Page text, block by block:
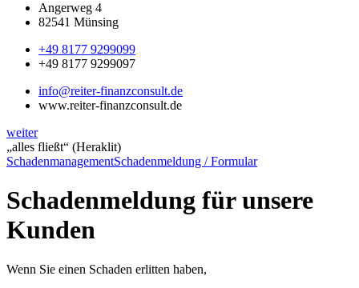
Angerweg 4
82541 Münsing
+49 8177 9299099
+49 8177 9299097
info@reiter-finanzconsult.de
www.reiter-finanzconsult.de
weiter
„alles fließt“ (Heraklit)
SchadenmanagementSchadenmeldung / Formular
Schadenmeldung für unsere
Kunden
Wenn Sie einen Schaden erlitten haben,